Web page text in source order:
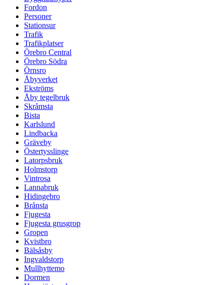
Fordon
Personer
Stationsur
Trafik
Trafikplatser
Örebro Central
Örebro Södra
Örnsro
Åbyverket
Ekströms
Åby tegelbruk
Skråmsta
Bista
Karlslund
Lindbacka
Gräveby
Östertysslinge
Latorpsbruk
Holmstorp
Vintrosa
Lannabruk
Hidingebro
Brånsta
Fjugesta
Fjugesta grusgrop
Gropen
Kvistbro
Bälsåsby
Ingvaldstorp
Mullhyttemo
Dormen